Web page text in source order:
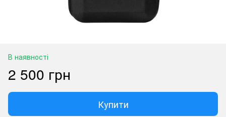
В наявності
2 500 грн
Купити